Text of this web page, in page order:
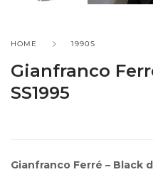
HOME 1990S
Gianfranco
SS1995
Gianfranco Ferré – Black